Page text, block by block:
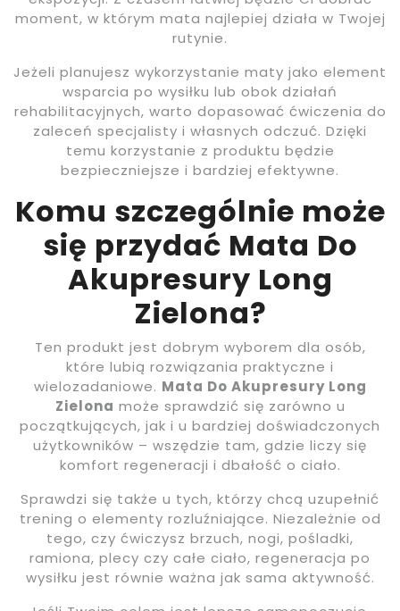
moment, w którym mata najlepiej działa w Twojej
rutynie.
Jeżeli planujesz wykorzystanie maty jako element
wsparcia po wysiłku lub obok działań
rehabilitacyjnych, warto dopasować ćwiczenia do
zaleceń specjalisty i własnych odczuć. Dzięki
temu korzystanie z produktu będzie
bezpieczniejsze i bardziej efektywne.
Komu szczególnie może
się przydać Mata Do
Akupresury Long
Zielona?
Ten produkt jest dobrym wyborem dla osób,
które lubią rozwiązania praktyczne i
wielozadaniowe. Mata Do Akupresury Long
Zielona może sprawdzić się zarówno u
początkujących, jak i u bardziej doświadczonych
użytkowników – wszędzie tam, gdzie liczy się
komfort regeneracji i dbałość o ciało.
Sprawdzi się także u tych, którzy chcą uzupełnić
trening o elementy rozluźniające. Niezależnie od
tego, czy ćwiczysz brzuch, nogi, pośladki,
ramiona, plecy czy całe ciało, regeneracja po
wysiłku jest równie ważna jak sama aktywność.